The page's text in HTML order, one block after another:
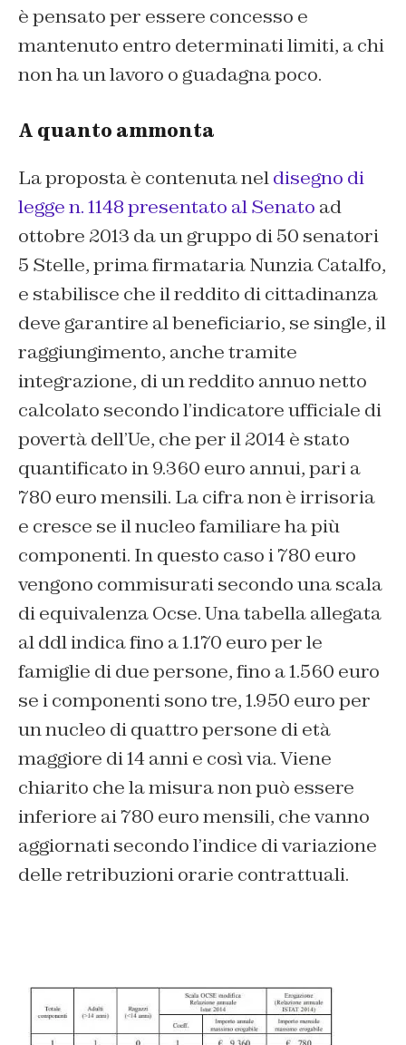
è pensato per essere concesso e
mantenuto entro determinati limiti, a chi
non ha un lavoro o guadagna poco.
A quanto ammonta
La proposta è contenuta neldisegno di
legge n. 1148 presentato al Senato ad
ottobre 2013 da un gruppo di 50 senatori
5 Stelle, prima firmataria Nunzia Catalfo,
e stabilisce che il reddito di cittadinanza
deve garantire al beneficiario, se single, il
raggiungimento, anche tramite
integrazione, di un reddito annuo netto
calcolato secondo l’indicatore ufficiale di
povertà dell’Ue, che per il 2014 è stato
quantificato in 9.360 euro annui, pari a
780 euro mensili. La cifra non è irrisoria
e cresce se il nucleo familiare ha più
componenti. In questo caso i 780 euro
vengono commisurati secondo una scala
di equivalenza Ocse. Una tabella allegata
al ddl indica fino a 1.170 euro per le
famiglie di due persone, fino a 1.560 euro
se i componenti sono tre, 1.950 euro per
un nucleo di quattro persone di età
maggiore di 14 anni e così via. Viene
chiarito che la misura non può essere
inferiore ai 780 euro mensili, che vanno
aggiornati secondo l’indice di variazione
delle retribuzioni orarie contrattuali.